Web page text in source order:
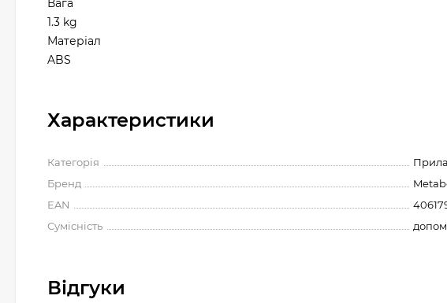
Вага
1.3 kg
Матеріал
ABS
Характеристики
Категорія
Бренд
EAN
Сумісність
Відгуки